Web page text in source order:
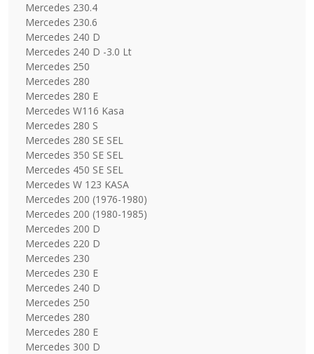
Mercedes 230.4
Mercedes 230.6
Mercedes 240 D
Mercedes 240 D -3.0 Lt
Mercedes 250
Mercedes 280
Mercedes 280 E
Mercedes W116 Kasa
Mercedes 280 S
Mercedes 280 SE SEL
Mercedes 350 SE SEL
Mercedes 450 SE SEL
Mercedes W 123 KASA
Mercedes 200 (1976-1980)
Mercedes 200 (1980-1985)
Mercedes 200 D
Mercedes 220 D
Mercedes 230
Mercedes 230 E
Mercedes 240 D
Mercedes 250
Mercedes 280
Mercedes 280 E
Mercedes 300 D